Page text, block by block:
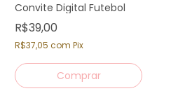
Convite Digital Futebol
R$39,00
R$37,05 com Pix